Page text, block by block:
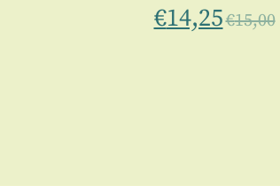
€14,25€15,00